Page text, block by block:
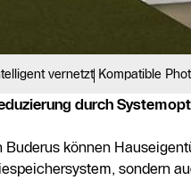
vernetzt Kompatible
durch
können
sondern